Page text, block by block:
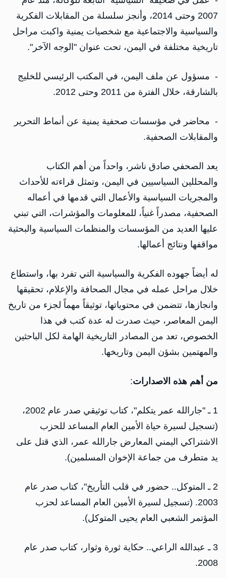
2007 وحتى 2014، وأنجز سلسلة من المقابلات الفكرية
والسياسية والاجتماعية مع شخصيات يمنية واكبت مراحل
تاريخية مختلفة في اليمن، تحت عنوان "الوجه الآخر".
- مسؤول عن ملف اليمن، في المكتب الرئيسي للخليج
بالشارقة، خلال الفترة من 2011 وحتى 2012.
- محاضر في مؤسسات صحفية يمنية عن أنماط التحرير
والمقابلات الصحفية.
يعد الصحفي صادق ناشر، واحداً من أهم الكتاب
والمحللين السياسيين في اليمن، وتمثل قراءته للأحداث
والمجريات السياسية والأعمال التي قدمها في أعماله
الصحفية، مصدراً غنياً، للمعلومات والمؤشرات، التي تبني
عليها العديد من المؤسسات والمنظمات السياسية والبحثية
مواقفها ونتائج أعمالها.
له أيضاً جهوده الفكرية والسياسية التي تفرد بها، واستطاع
خلال مراحل عمله في مجال الصحافة والإعلام، تحقيقها
وانجازها، تتضمن في محتوياتها، توثيقاً مهماً لجزء من تاريخ
اليمن المعاصر، حيث صدرت له عدة كتب في هذا
الخصوص، تعد من المصادر التاريخية الهامة لكل الباحثين
والمهتمين بشؤن اليمن وتاريخها.
من أهم هذه الاصدارات:
1 ـ "جارالله عمر يتكلم"، كتاب توثيقي صدر عام 2002،
(تسجيل لسيرة حياة الأمين العام المساعد للحزب
الاشتراكي اليمني المعارض جارالله عمر، الذي قتل على
يد متطرف من جماعة الإخوان المسلمين).
2 ـ المتوكل.. حضور في قلب التأريخ"، كتاب صدر عام
2003. (تسجيل لسيرة الأمين العام المساعد لحزب
المؤتمر الشعبي العام يحيى المتوكل).
3 ـ عبدالله الراعي.. حكاية ثورة وثوار، كتاب صدر عام
2008.